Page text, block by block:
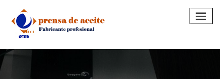
content